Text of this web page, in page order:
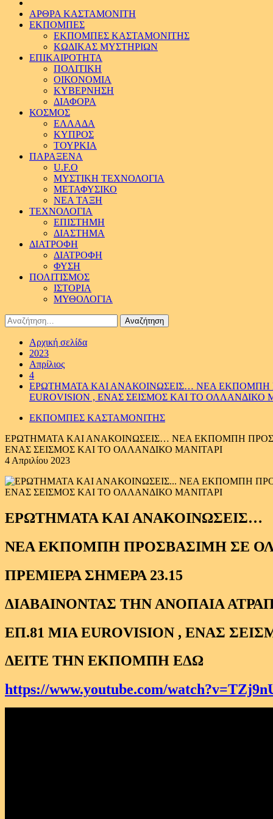
ΑΡΘΡΑ ΚΑΣΤΑΜΟΝΙΤΗ
ΕΚΠΟΜΠΕΣ
ΕΚΠΟΜΠΕΣ ΚΑΣΤΑΜΟΝΙΤΗΣ
ΚΩΔΙΚΑΣ ΜΥΣΤΗΡΙΩΝ
ΕΠΙΚΑΙΡΟΤΗΤΑ
ΠΟΛΙΤΙΚΗ
ΟΙΚΟΝΟΜΙΑ
ΚΥΒΕΡΝΗΣΗ
ΔΙΑΦΟΡΑ
ΚΟΣΜΟΣ
ΕΛΛΑΔΑ
ΚΥΠΡΟΣ
ΤΟΥΡΚΙΑ
ΠΑΡΑΞΕΝΑ
U.F.O
ΜΥΣΤΙΚΗ ΤΕΧΝΟΛΟΓΙΑ
ΜΕΤΑΦΥΣΙΚΟ
ΝΕΑ ΤΑΞΗ
ΤΕΧΝΟΛΟΓΙΑ
ΕΠΙΣΤΗΜΗ
ΔΙΑΣΤΗΜΑ
ΔΙΑΤΡΟΦΗ
ΔΙΑΤΡΟΦΗ
ΦΥΣΗ
ΠΟΛΙΤΙΣΜΟΣ
ΙΣΤΟΡΙΑ
ΜΥΘΟΛΟΓΙΑ
Αναζήτηση
για:
Αρχική σελίδα
2023
Απρίλιος
4
ΕΡΩΤΗΜΑΤΑ ΚΑΙ ΑΝΑΚΟΙΝΩΣΕΙΣ… ΝΕΑ ΕΚΠΟΜΠΗ
EUROVISION , ΕΝΑΣ ΣΕΙΣΜΟΣ ΚΑΙ ΤΟ ΟΛΛΑΝΔΙΚΟ
ΕΚΠΟΜΠΕΣ ΚΑΣΤΑΜΟΝΙΤΗΣ
ΕΡΩΤΗΜΑΤΑ ΚΑΙ ΑΝΑΚΟΙΝΩΣΕΙΣ… ΝΕΑ ΕΚΠΟΜΠΗ
ΕΝΑΣ ΣΕΙΣΜΟΣ ΚΑΙ ΤΟ ΟΛΛΑΝΔΙΚΟ ΜΑΝΙΤΑΡΙ
4 Απριλίου 2023
ΕΡΩΤΗΜΑΤΑ ΚΑΙ ΑΝΑΚΟΙΝΩΣΕΙΣ…
ΝΕΑ ΕΚΠΟΜΠΗ ΠΡΟΣΒΑΣΙΜΗ ΣΕ
ΠΡΕΜΙΕΡΑ ΣΗΜΕΡΑ 23.15
ΔΙΑΒΑΙΝΟΝΤΑΣ ΤΗΝ ΑΝΟΠΑΙΑ
ΕΠ.81 ΜΙΑ EUROVISION , ΕΝΑΣ
ΔΕΙΤΕ ΤΗΝ ΕΚΠΟΜΠΗ ΕΔΩ
https://www.youtube.com/